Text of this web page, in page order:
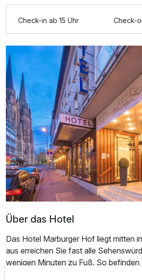
Zusatznächte
Für 3 Tage
Doppelzimmer Komfort
2 Erwachsene
Check-in ab 15 Uhr Check-
Über das Hotel
Das Hotel Marburger Hof liegt mitten
aus erreichen Sie fast alle
wenigen Minuten zu Fuß. So befinden